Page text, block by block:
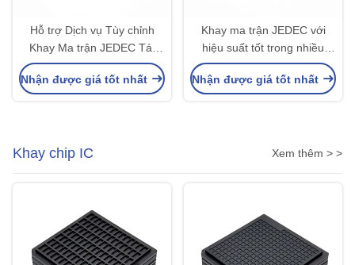
Hỗ trợ Dịch vụ Tùy chỉnh
Khay Ma trận JEDEC Tái
chế MPPO với Độ ổn định
Cao
Nhận được giá tốt nhất
Khay ma trận JEDEC với
hiệu suất tốt trong nhiều
điều kiện khắc nghiệt khác
nhau cho các linh kiện điện
Nhận được giá tốt nhất
Khay chip IC Xem thêm > >